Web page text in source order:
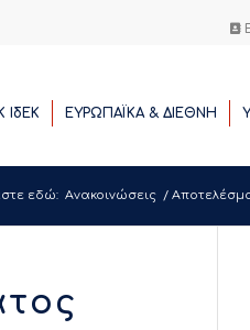
ΙδΕΚ ΕΥΡΩΠΑΪΚΑ & ΔΙΕΘΝΗ
εδώ: Ανακοινώσεις /